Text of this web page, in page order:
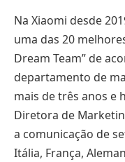
Na Xiaomi desde
uma das 20
Dream Team” de
departamento de
mais de três anos e
Diretora de
a comunicação de
Itália, França,